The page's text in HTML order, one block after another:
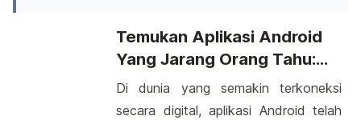
Temukan Aplikasi Android
Yang Jarang Orang Tahu:
Jelajahi Dunia Tersembunyi
Android
Di dunia yang semakin terkoneksi
secara digital, aplikasi Android telah